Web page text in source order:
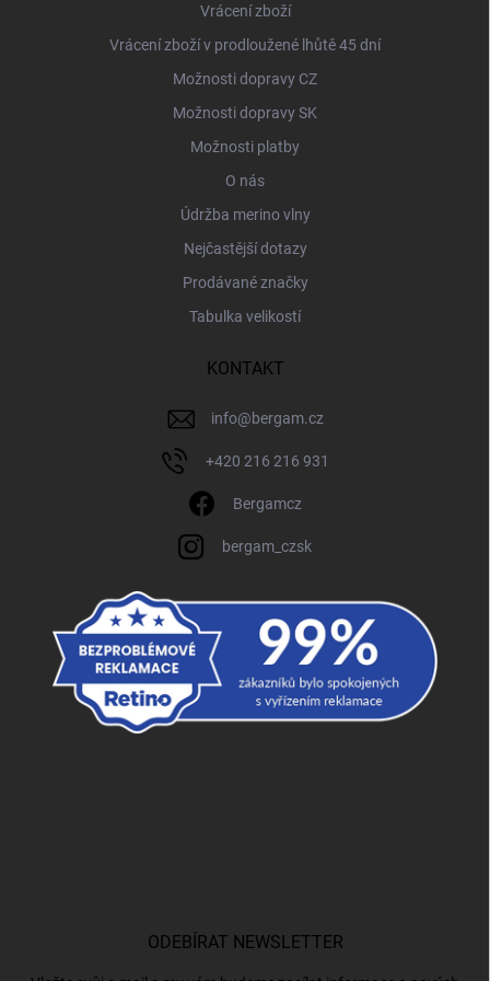
Vrácení zboží
Vrácení zboží v prodloužené lhůtě 45 dní
Možnosti dopravy CZ
Možnosti dopravy SK
Možnosti platby
O nás
Údržba merino vlny
Nejčastější dotazy
Prodávané značky
Tabulka velikostí
KONTAKT
info@bergam.cz
+420 216 216 931
Bergamcz
bergam_czsk
ODEBÍRAT NEWSLETTER